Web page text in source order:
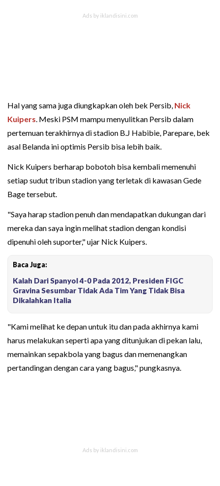
Hal yang sama juga diungkapkan oleh bek Persib, Nick
Kuipers. Meski PSM mampu menyulitkan Persib dalam
pertemuan terakhirnya di stadion B.J Habibie, Parepare, bek
asal Belanda ini optimis Persib bisa lebih baik.
Nick Kuipers berharap bobotoh bisa kembali memenuhi
setiap sudut tribun stadion yang terletak di kawasan Gede
Bage tersebut.
"Saya harap stadion penuh dan mendapatkan dukungan dari
mereka dan saya ingin melihat stadion dengan kondisi
dipenuhi oleh suporter," ujar Nick Kuipers.
Baca Juga:
Kalah Dari Spanyol 4-0 Pada 2012, Presiden FIGC
Gravina Sesumbar Tidak Ada Tim Yang Tidak Bisa
Dikalahkan Italia
"Kami melihat ke depan untuk itu dan pada akhirnya kami
harus melakukan seperti apa yang ditunjukan di pekan lalu,
memainkan sepakbola yang bagus dan memenangkan
pertandingan dengan cara yang bagus," pungkasnya.